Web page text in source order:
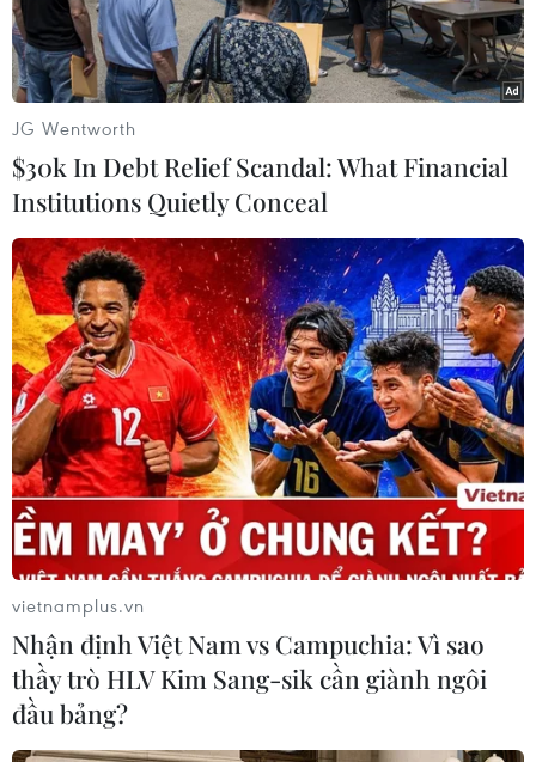
Khi hoa đào, hoa mai bắt đầu hé nụ, khi khắp các làng quê và
phố phường bắt đầu lan tỏa không khí náo nức của Tết đang
về, cũng là lúc khắp nơi vang lên những giai điệu mùa Xuân
tươi vui, rộn rã.
Theo dõi VietnamPlus
(Ảnh: Vietnam+)
Mùa Xuân đang tràn ngập trong không gian,
JG Wentworth
$30k In Debt Relief Scandal: What Financial
Institutions Quietly Conceal
vietnamplus.vn
Nhận định Việt Nam vs Campuchia: Vì sao
thầy trò HLV Kim Sang-sik cần giành ngôi
đầu bảng?